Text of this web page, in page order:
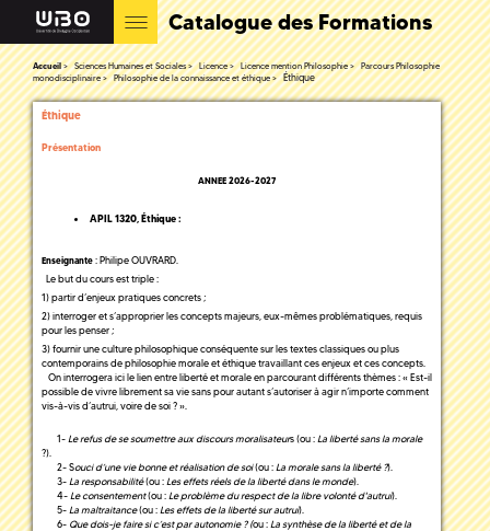
Catalogue des Formations
Accueil Sciences Humaines et Sociales Licence Licence mention Philosophie
Parcours Philosophie
monodisciplinaire
Philosophie de la connaissance et éthique Éthique
Éthique
Présentation
ANNEE 2026-2027
APIL 1320, Éthique:
Enseignante : Philipe OUVRARD.
Le but du cours est triple :
1) partir d’enjeux pratiques concrets ;
2) interroger et s’approprier les concepts majeurs, eux-mêmes problématiques, requis
pour les penser ;
3) fournir une culture philosophique conséquente sur les textes classiques ou plus
contemporains de philosophie morale et éthique travaillant ces enjeux et ces concepts.
On interrogera ici le lien entre liberté et morale en parcourant différents thèmes : « Est-il
possible de vivre librement sa vie sans pour autant s’autoriser à agir n’importe comment
vis-à-vis d’autrui, voire de soi ? ».
1- Le refus de se soumettre aux discours moralisateurs (ou : La liberté sans la morale
?).
2- Souci d’une vie bonne et réalisation de soi(ou : La morale sans la liberté ?).
3- La responsabilité(ou : Les effets réels de la liberté dans le monde).
4- Le consentement(ou : Le problème du respect de la libre volonté d'autrui).
5- La maltraitance(ou : Les effets de la liberté sur autrui).
6- Que dois-je faire si c’est par autonomie ? (ou : La synthèse de la liberté et de la